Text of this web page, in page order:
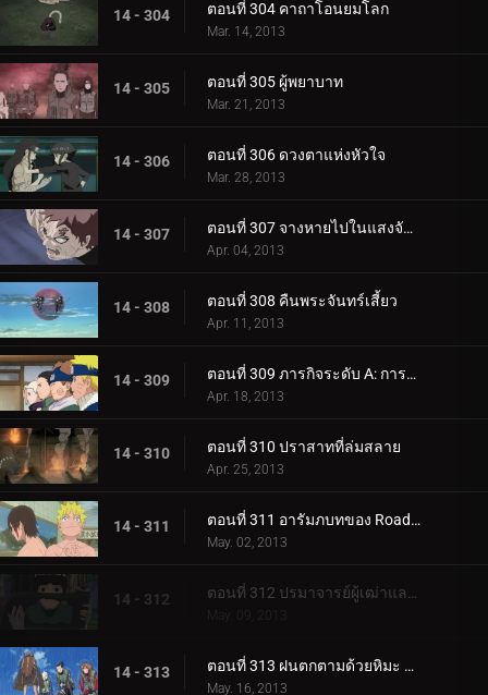
14 - 304 ตอนที่ 304 คาถาโอนยมโลก
Mar. 14, 2013
14 - 305 ตอนที่ 305 ผู้พยาบาท
Mar. 21, 2013
14 - 306 ตอนที่ 306 ดวงตาแห่งหัวใจ
Mar. 28, 2013
14 - 307 ตอนที่ 307 จางหายไปในแสงจันทร์
Apr. 04, 2013
14 - 308 ตอนที่ 308 คืนพระจันทร์เสี้ยว
Apr. 11, 2013
14 - 309 ตอนที่ 309 ภารกิจระดับ A: การแข่งขัน
Apr. 18, 2013
14 - 310 ตอนที่ 310 ปราสาทที่ล่มสลาย
Apr. 25, 2013
14 - 311 ตอนที่ 311 อารัมภบทของ Road to Ninja
May. 02, 2013
14 - 312
May. 09, 2013
14 - 313 ตอนที่ 313 ฝนตกตามด้วยหิมะ มีโอกาสเกิดฟ้าผ่า
May. 16, 2013